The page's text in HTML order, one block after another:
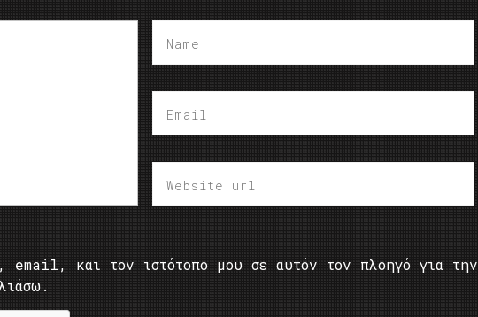
email, και τον ιστότοπο μου σε αυτόν τον πλοηγό για την